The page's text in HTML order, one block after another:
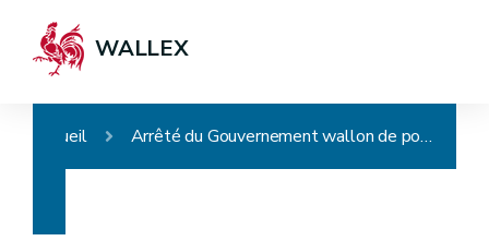
WALLEX
Accueil Arrêté du Gouvernement wallon de pouvoirs spéciaux n° 55 suspendant temporairement l'exécution des décisions d'expulsions administratives et judiciaires